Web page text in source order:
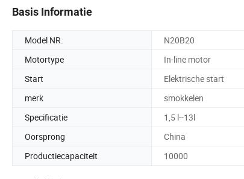
Basis Informatie
Model NR. N20B20
Motortype
In-line motor
Start
Elektrische start
merk
smokkelen
Specificatie
1,5 l--13l
Oorsprong
China
Productiecapaciteit
10000